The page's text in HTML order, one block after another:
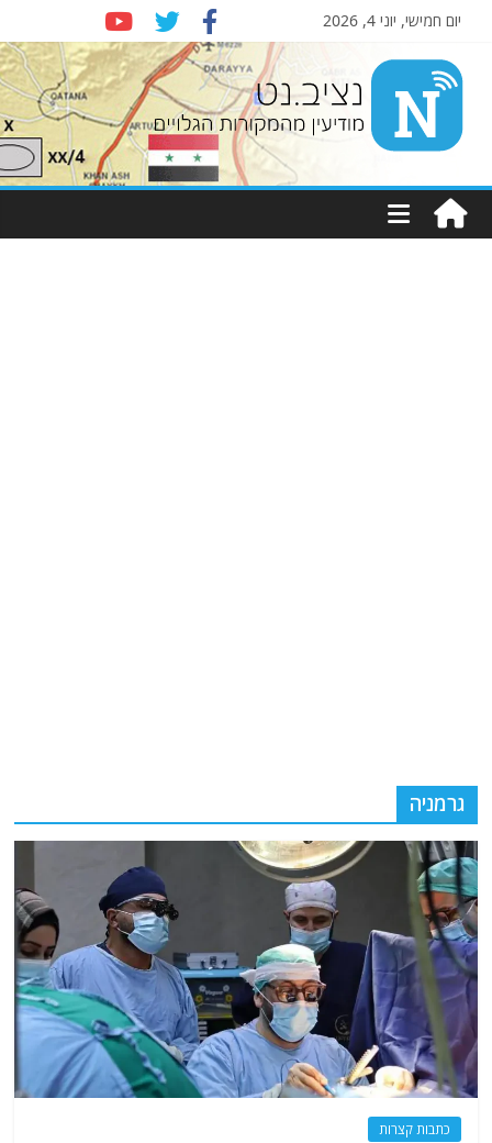
יום חמישי, יוני 4, 2026
Nziv.net
מודיעין
מהמקורות
גרמניה
כתבות קצרות